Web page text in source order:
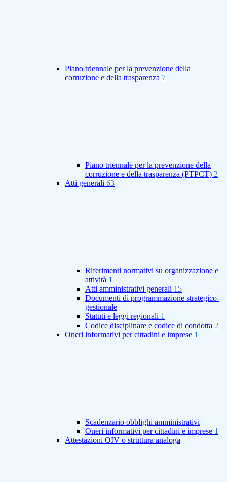
Piano triennale per la prevenzione della
corruzione e della trasparenza 7
Piano triennale per la prevenzione della
corruzione e della trasparenza (PTPCT) 2
Atti generali 63
Riferimenti normativi su organizzazione e
attività 1
Atti amministrativi generali 15
Documenti di programmazione strategico-
gestionale
Statuti e leggi regionali 1
Codice disciplinare e codice di condotta 2
Oneri informativi per cittadini e imprese 1
Scadenzario obblighi amministrativi
Oneri informativi per cittadini e imprese 1
Attestazioni OIV o struttura analoga